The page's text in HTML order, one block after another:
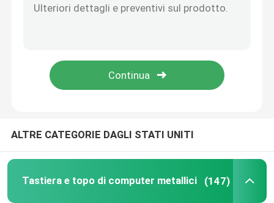
Prodotti
ALTRE CATEGORIE DAGLI STATI UNITI
Tastiera e topo di computer metallici (147)